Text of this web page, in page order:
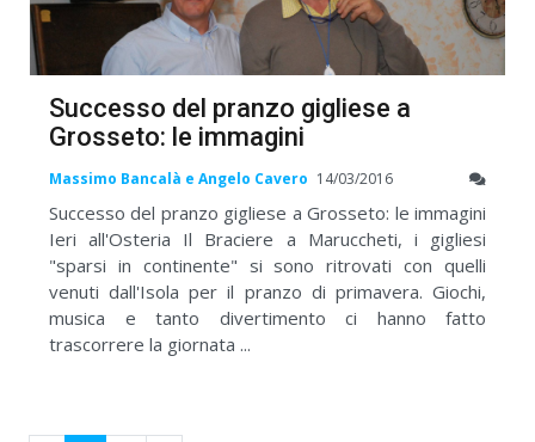
Successo del pranzo gigliese a
Grosseto: le immagini
Massimo Bancalà e Angelo Cavero 14/03/2016
Successo del pranzo gigliese a Grosseto: le immagini
Ieri all'Osteria Il Braciere a Maruccheti, i gigliesi
"sparsi in continente" si sono ritrovati con quelli
venuti dall'Isola per il pranzo di primavera. Giochi,
musica e tanto divertimento ci hanno fatto
trascorrere la giornata ...